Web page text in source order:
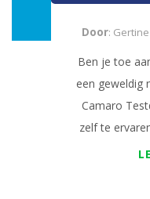
Door:
Ben je toe
een geweldig
Camaro
zelf te